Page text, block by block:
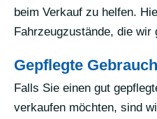
beim Verkauf zu helfen.
Fahrzeugzustände, die wir
Gepflegte
Falls Sie einen gut
verkaufen möchten, sind